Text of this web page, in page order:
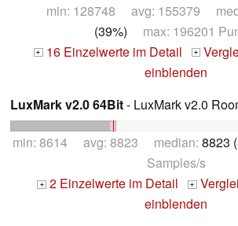
min: 128748 avg: 155379
(39%) max: 196201
+ 16 Einzelwerte im Detail +
einblenden
LuxMark v2.0 64Bit- LuxMark v2.0
min: 8614 avg: 8823 median: 8823
Samples/s
+ 2 Einzelwerte im Detail +
einblenden